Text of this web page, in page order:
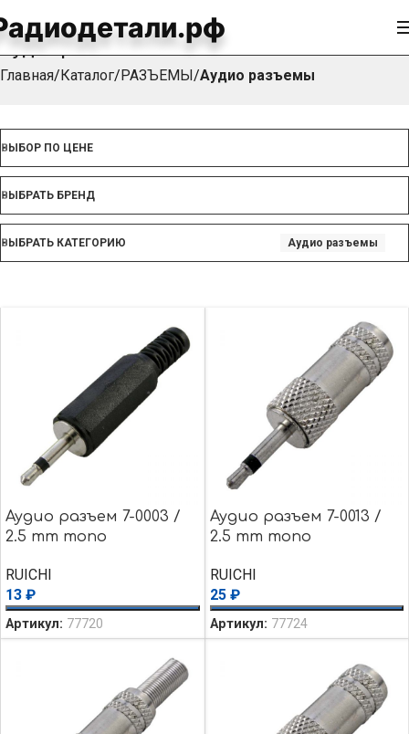
Аудио разъемы
Главная Каталог РАЗЪЕМЫ Аудио разъемы
ВЫБОР ПО ЦЕНЕ
ВЫБРАТЬ БРЕНД
ВЫБРАТЬ КАТЕГОРИЮ Аудио разъемы
Аудио разъем 7-0003 /
2.5 mm mono
RUICHI
13 ₽
Артикул: 77720
Аудио разъем 7-0013 /
2.5 mm mono
RUICHI
25 ₽
Артикул: 77724